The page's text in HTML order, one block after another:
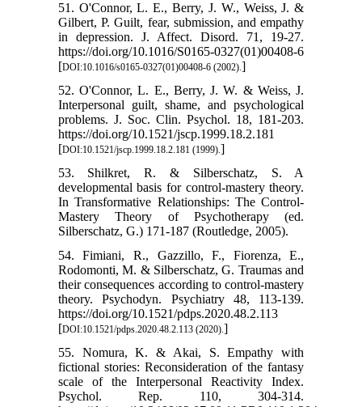
51. O'Connor, L. E., Berry, J. W., Weiss, J. &
Gilbert, P. Guilt, fear, submission, and empathy
in depression. J. Affect. Disord. 71, 19-27.
https://doi.org/10.1016/S0165-0327(01)00408-6
[DOI:10.1016/s0165-0327(01)00408-6 (2002).]
52. O'Connor, L. E., Berry, J. W. & Weiss, J.
Interpersonal guilt, shame, and psychological
problems. J. Soc. Clin. Psychol. 18, 181-203.
https://doi.org/10.1521/jscp.1999.18.2.181
[DOI:10.1521/jscp.1999.18.2.181 (1999).]
53. Shilkret, R. & Silberschatz, S. A
developmental basis for control-mastery theory.
In Transformative Relationships: The Control-
Mastery Theory of Psychotherapy (ed.
Silberschatz, G.) 171-187 (Routledge, 2005).
54. Fimiani, R., Gazzillo, F., Fiorenza, E.,
Rodomonti, M. & Silberschatz, G. Traumas and
their consequences according to control-mastery
theory. Psychodyn. Psychiatry 48, 113-139.
https://doi.org/10.1521/pdps.2020.48.2.113
[DOI:10.1521/pdps.2020.48.2.113 (2020).]
55. Nomura, K. & Akai, S. Empathy with
fictional stories: Reconsideration of the fantasy
scale of the Interpersonal Reactivity Index.
Psychol. Rep. 110, 304-314.